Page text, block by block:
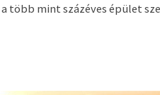
több mint százéves épület